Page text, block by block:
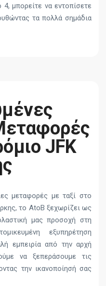
4, μπορείτε να εντοπίσετε
τα πολλά σημάδια
JFK
μεταφορές με ταξί στο
το AtoB ξεχωρίζει ως
μας προσοχή στη
εξυπηρέτηση
εμπειρία από την αρχή
να ξεπεράσουμε τις
την ικανοποίησή σας